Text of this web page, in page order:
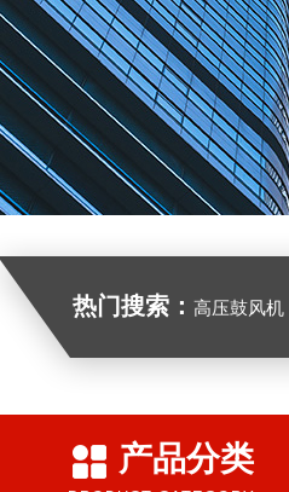
热门搜索： 高压鼓风机 ，环形鼓风机
产品分类